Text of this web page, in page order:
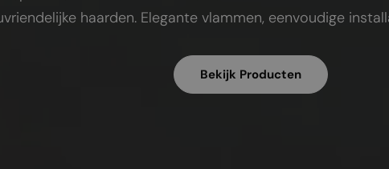
haarden. Elegante vlammen, eenvoudige
Bekijk Producten